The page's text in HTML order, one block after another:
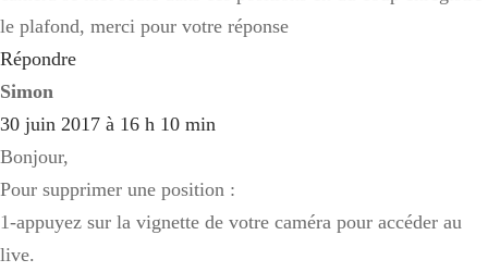
le plafond, merci pour votre réponse
Répondre
Simon
30 juin 2017 à 16 h 10 min
Bonjour,
Pour supprimer une position :
1-appuyez sur la vignette de votre caméra pour accéder au
live.